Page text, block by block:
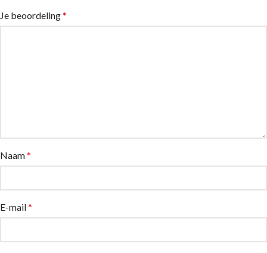
Je beoordeling*
Naam*
E-mail*